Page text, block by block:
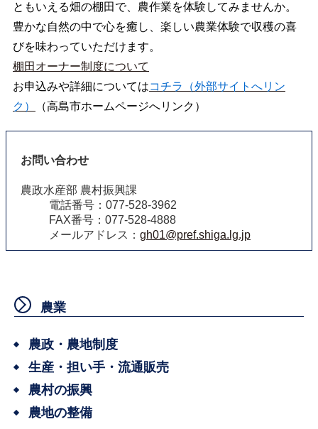
ともいえる畑の棚田で、農作業を体験してみませんか。
豊かな自然の中で心を癒し、楽しい農業体験で収穫の喜
びを味わっていただけます。
棚田オーナー制度について
お申込みや詳細についてはコチラ（外部サイトへリン
ク）
（高島市ホームページへリンク）
お問い合わせ
農政水産部 農村振興課
電話番号：077-528-3962
FAX番号：077-528-4888
メールアドレス： gh01@pref.shiga.lg.jp
農業
農政・農地制度
生産・担い手・流通販売
農村の振興
農地の整備